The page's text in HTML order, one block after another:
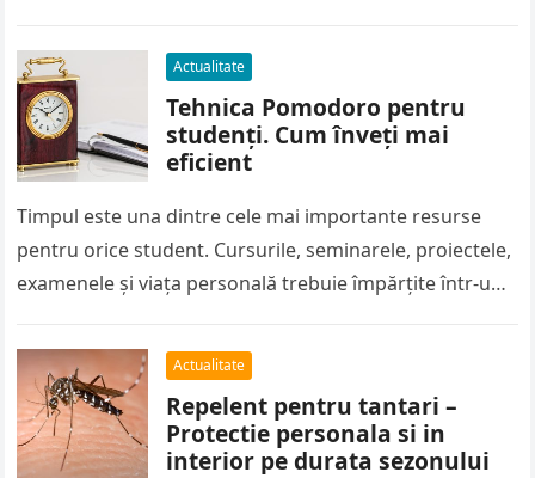
Actualitate
Tehnica Pomodoro pentru
studenți. Cum înveți mai
eficient
Timpul este una dintre cele mai importante resurse
pentru orice student. Cursurile, seminarele, proiectele,
examenele și viața personală trebuie împărțite într-un
Actualitate
Repelent pentru tantari –
Protectie personala si in
interior pe durata sezonului